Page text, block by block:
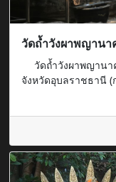
วัดถ้ำวังผาพญานา
จังหวัดอุบลราชธานี